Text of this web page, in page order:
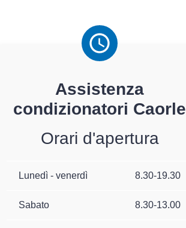
Assistenza
condizionatori Caorle
Orari d'apertura
Lunedì - venerdì 8.30-19.30
Sabato 8.30-13.00